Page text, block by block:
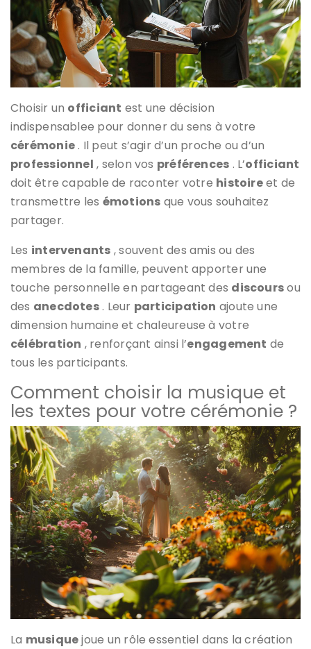
Choisir un officiant est une décision
indispensablee pour donner du sens à votre
cérémonie . Il peut s’agir d’un proche ou d’un
professionnel , selon vos préférences . L’officiant
doit être capable de raconter votre histoireet de
transmettre les émotions que vous souhaitez
partager.
Les intervenants , souvent des amis ou des
membres de la famille, peuvent apporter une
touche personnelle en partageant des discoursou
des anecdotes. Leur participation ajoute une
dimension humaine et chaleureuse à votre
célébration , renforçant ainsi l’engagement de
tous les participants.
Comment choisir la musique et
les textes pour votre cérémonie ?
La musiquejoue un rôle essentiel dans la création